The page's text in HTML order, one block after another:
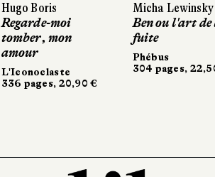
Hugo Boris
Regarde-moi
tomber, mon
amour
L'Iconoclaste
336 pages, 20,90 €
Micha Lewinsky
Ben ou l'art de
fuite
Phébus
304 pages,